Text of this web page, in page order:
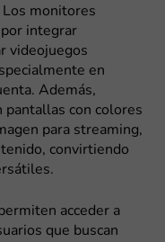
Los monitores
integrar
videojuegos
en
Además,
pantallas con colores
para streaming,
convirtiendo
acceder a
que buscan